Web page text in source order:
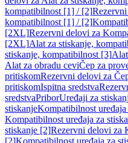
kompatibilnost [1] / [2]
kompatibilnost [1] / [2]
[2XL]Rezervni delovi za
[2XL]Alat za stiskanje,
stiskanje, kompatibilnost [3]
Alat za obradu ceviČep za
pritiskomRezervni delovi za
pritiskomIspitna sredstva
sredstvaPriborUređaji za
stiskanjeKompatibilnost
Kompatibilnost uređaja za
stiskanje [2]Rezervni delovi za
[2]Kompatibilnost uređaja za